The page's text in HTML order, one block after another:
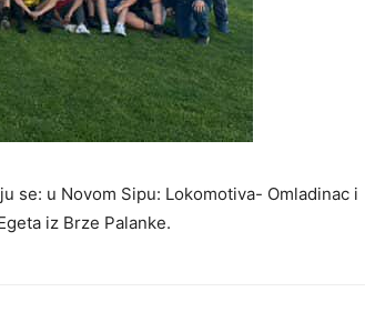
se: u Novom Sipu: Lokomotiva- Omladinac i
iz Brze Palanke.